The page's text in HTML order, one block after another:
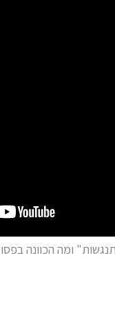
ומה הכוונה